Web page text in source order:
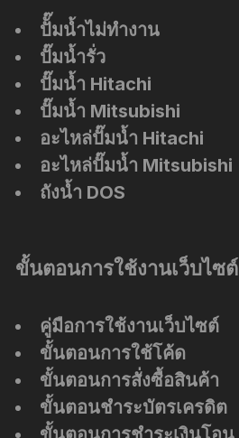
ปัั๊มน้ำไม่ทำงาน
ปั๊มน้ำรั่ว
ปั๊มน้ำ Hitachi
ปั๊มน้ำ Mitsubishi
อะไหล่ปั๊มน้ำ Hitachi
อะไหล่ปั๊มน้ำ Mitsubishi
ถังน้ำ DOS
ขั้นตอนการใช้งานเว็บไซต์
คู่มือการใช้งานเว็บไซต์
ขั้นตอนการใช้โค้ด
ขั้นตอนการสั่งซื้อสินค้า
ขั้นตอนชำระบัตรเครดิต